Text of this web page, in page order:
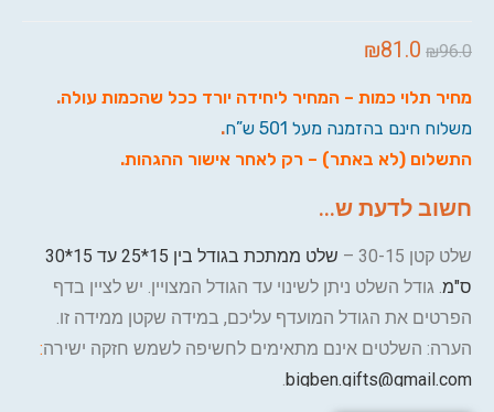
₪96.0
₪81.0
מחיר תלוי כמות – המחיר ליחידה יורד ככל שהכמות עולה.
משלוח חינם בהזמנה מעל 501 ש”ח
.
התשלום (לא באתר) – רק לאחר אישור ההגהות.
חשוב לדעת ש...
שלט קטן 30-15 –
שלט ממתכת בגודל בין 15*25 עד 15*30
ס"מ. גודל השלט ניתן לשינוי עד הגודל המצויין. יש לציין בדף
הפרטים את הגודל המועדף עליכם, במידה שקטן ממידה זו.
הערה: השלטים אינם מתאימים לחשיפה לשמש חזקה ישירה:
bigben.gifts@gmail.com
.